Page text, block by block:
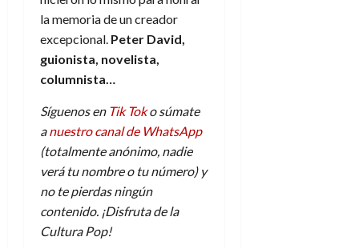
la memoria de un creador
excepcional. Peter David,
guionista, novelista,
columnista…
Síguenos en Tik Toko súmate
anuestro canal de WhatsApp
(totalmente anónimo, nadie
verá tu nombre o tu número) y
no te pierdas ningún
contenido. ¡Disfruta de la
Cultura Pop!